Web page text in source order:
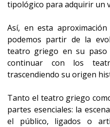
tipológico para adquirir un
Así, en esta
podemos partir de la
teatro griego en su
continuar con los
trascendiendo su origen
Tanto el teatro griego
partes esenciales: la
el público, ligados o